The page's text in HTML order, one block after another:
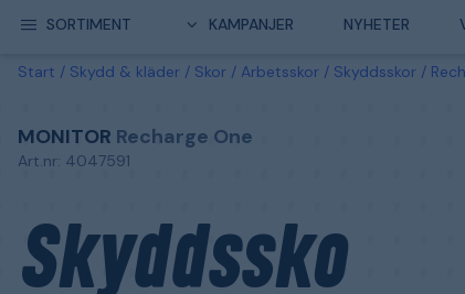
SORTIMENT KAMPANJER NYHETER
Start Skydd & kläder Skor Arbetsskor Skyddsskor
MONITOR Recharge One
Art.nr: 4047591
Skyddssko